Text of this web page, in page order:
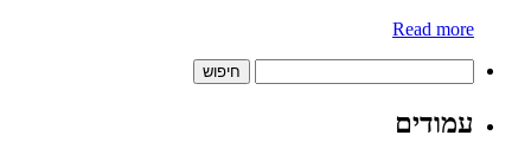
Read more
עמודים